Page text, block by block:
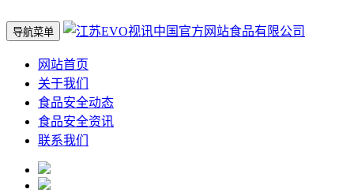
导航菜单
网站首页
关于我们
食品安全动态
食品安全资讯
联系我们